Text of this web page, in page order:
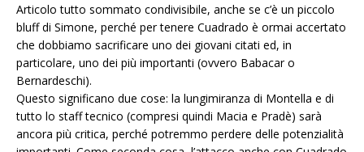
Articolo tutto sommato condivisibile, anche se c’è un piccolo
bluff di Simone, perché per tenere Cuadrado è ormai accertato
che dobbiamo sacrificare uno dei giovani citati ed, in
particolare, uno dei più importanti (ovvero Babacar o
Bernardeschi).
Questo significano due cose: la lungimiranza di Montella e di
tutto lo staff tecnico (compresi quindi Macia e Pradè) sarà
ancora più critica, perché potremmo perdere delle potenzialità